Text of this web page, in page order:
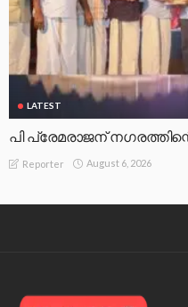
LATEST
പി പ്രേമരാജന്
Reporter August 6, 2026